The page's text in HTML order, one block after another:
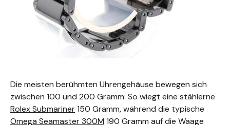
Die meisten berühmten Uhrengehäuse bewegen sich
zwischen 100 und 200 Gramm: So wiegt eine stählerne
Rolex Submariner150 Gramm, während die typische
Omega Seamaster 300M 190 Gramm auf die Waage